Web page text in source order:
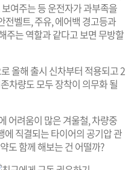
여주는 등 운전자가 과부족을
전벨트, 주유, 에어백 경고등과
주는 역할과 같다고 보면 무방할
올해 출시 신차부터 적용되고 2
차량도 모두 장착이 의무화 될
어려움이 많은 겨울철, 차량중
직결되는 타이어의 공기압 관
도 함께 해보는 건 어떨까?